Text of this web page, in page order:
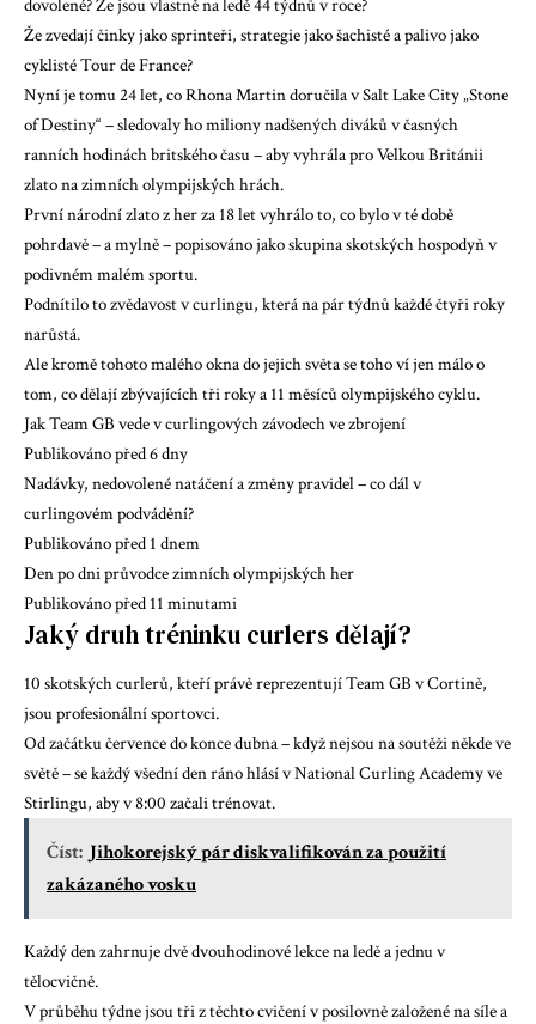
dovolené? Že jsou vlastně na ledě 44 týdnů v roce?
Že zvedají činky jako sprinteři, strategie jako šachisté a palivo jako
cyklisté Tour de France?
Nyní je tomu 24 let, co Rhona Martin doručila v Salt Lake City „Stone
of Destiny“ – sledovaly ho miliony nadšených diváků v časných
ranních hodinách britského času – aby vyhrála pro Velkou Británii
zlato na zimních olympijských hrách.
První národní zlato z her za 18 let vyhrálo to, co bylo v té době
pohrdavě – a mylně – popisováno jako skupina skotských hospodyň v
podivném malém sportu.
Podnítilo to zvědavost v curlingu, která na pár týdnů každé čtyři roky
narůstá.
Ale kromě tohoto malého okna do jejich světa se toho ví jen málo o
tom, co dělají zbývajících tři roky a 11 měsíců olympijského cyklu.
Jak Team GB vede v curlingových závodech ve zbrojení
Publikováno před 6 dny
Nadávky, nedovolené natáčení a změny pravidel – co dál v
curlingovém podvádění?
Publikováno před 1 dnem
Den po dni průvodce zimních olympijských her
Publikováno před 11 minutami
Jaký druh tréninku curlers dělají?
10 skotských curlerů, kteří právě reprezentují Team GB v Cortině,
jsou profesionální sportovci.
Od začátku července do konce dubna – když nejsou na soutěži někde ve
světě – se každý všední den ráno hlásí v National Curling Academy ve
Stirlingu, aby v 8:00 začali trénovat.
Číst: Jihokorejský pár diskvalifikován za použití
zakázaného vosku
Každý den zahrnuje dvě dvouhodinové lekce na ledě a jednu v
tělocvičně.
V průběhu týdne jsou tři z těchto cvičení v posilovně založené na síle a